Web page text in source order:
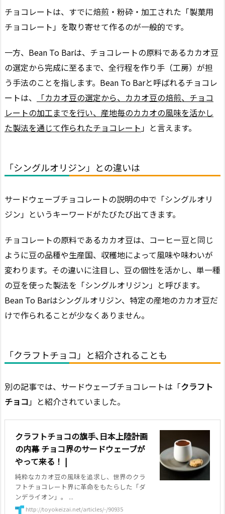
チョコレートは、すでに焙煎・粉砕・加工された「製菓用
チョコレート」を取り寄せて作るのが一般的です。
一方、Bean To Barは、チョコレートの原料であるカカオ豆
の選定から完成に至るまで、全行程を作り手（工房）が担
う手法のことを指します。Bean To Barと呼ばれるチョコレ
ートは、
「カカオ豆の選定から、カカオ豆の焙煎、チョコ
レートの加工までを行い、産地毎のカカオの風味を活かし
た製法を通じて作られたチョコレート」と言えます。
「シングルオリジン」との違いは
サードウェーブチョコレートの説明の中で「シングルオリ
ジン」というキーワードがたびたび出てきます。
チョコレートの原料であるカカオ豆は、コーヒー豆と同じ
ように豆の品種や生産国、収穫地によって風味や味わいが
変わります。その違いに注目し、豆の個性を活かし、単一種
の豆を使った製法を「シングルオリジン」と呼びます。
Bean To Barはシングルオリジン、特定の産地のカカオ豆だ
けで作られることが少なくありません。
「クラフトチョコ」と紹介されることも
別の記事では、サードウェーブチョコレートは「クラフト
チョコ」と紹介されていました。
クラフトチョコの旗手､日本上陸計画
の内幕 チョコ界のサードウェーブが
やって来る！ |
純粋なカカオ豆の風味を追求し、世界のクラ
フトチョコレート界に革命をもたらした「ダ
ンデライオン」。 ...
http://toyokeizai.net/articles/-/90935